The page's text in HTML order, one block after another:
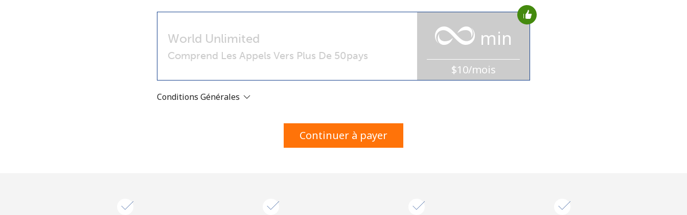
Un numéro
En créant un compte sur ce site, j'accepte les
World Unlimited
Comprend Les Appels Vers Plus De 50pays
min
$10/mois
Conditions Générales
Continuer à payer